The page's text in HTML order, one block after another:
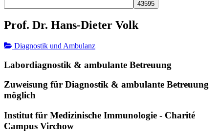
Prof. Dr. Hans-Dieter Volk
Diagnostik und Ambulanz
Labordiagnostik & ambulante Betreuung
Zuweisung für Diagnostik & ambulante Betreuung
möglich
Institut für Medizinische Immunologie - Charité
Campus Virchow